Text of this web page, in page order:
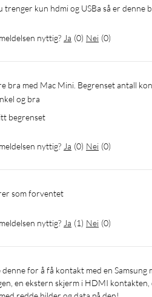
trenger kun hdmi og USBa så er
nyttig? Ja (0) Nei (0)
bra med Mac Mini. Begrenset antall
og bra
begrenset
nyttig? Ja (0) Nei (0)
som forventet
nyttig? Ja (1) Nei (0)
en ekstern skjerm i HDMI